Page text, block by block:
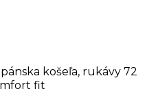
košeľa, rukávy 72
fit